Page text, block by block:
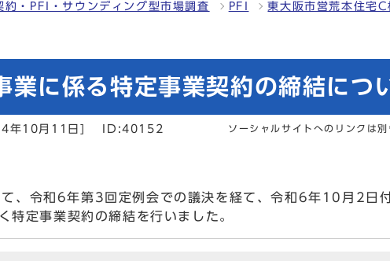
約・PFI・サウンディング型市場調査 PFI 東大阪市営荒本住宅
業に係る特定事業契約の締結につ
年10月11日] ID:40152 ソーシャルサイトへのリンクは
、令和6年第3回定例会での議決を経て、令和6年10月2日
定事業契約の締結を行いました。